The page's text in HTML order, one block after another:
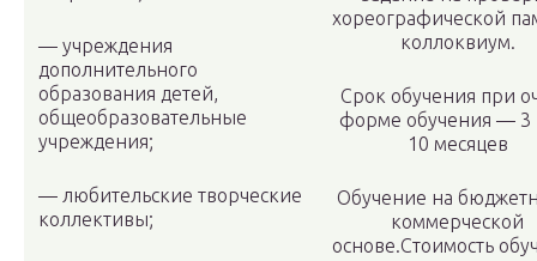
— учреждения
дополнительного
образования детей,
общеобразовательные
учреждения;
— любительские творческие
коллективы;
хореографической
коллоквиум.
Срок обучения при
форме обучения — 3
10 месяцев
Обучение на
коммерческой
основе.Стоимость